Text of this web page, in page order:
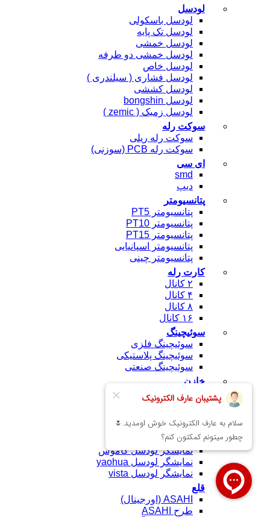
لودسل
لودسل باسکولی
لودسل تک پایه
لودسل خمشی
لودسل خمشی دو طرفه
لودسل خاص
لودسل فشاری ( سیلندری )
لودسل کششی
لودسل bongshin
لودسل زمیک ( zemic )
سوکت رله
سوکت رله ریلی
سوکت رله PCB (سوزنی)
ای سی
smd
دیپ
پتانسیومتر
پتانسیومتر PT5
پتانسیومتر PT10
پتانسیومتر PT15
پتانسیومتر اسپانیایی
پتانسیومتر چینی
کارت رله
۲ کانال
۴ کانال
۸ کانال
۱۶ کانال
سوئیچینگ
سوئیچینگ فلزی
سوئیچینگ پلاستیکی
سوئیچینگ صنعتی
خازن
پل دیود
تجهیزات الکترونیک
نمایشگر لودسل
نمایشگر لودسل کاموس
نمایشگر لودسل yaohua
نمایشگر لودسل vista
قلع
ASAHI (اورجینال)
طرح ASAHI